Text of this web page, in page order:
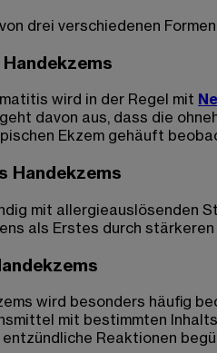
drei verschiedenen
wird in der Regel mit
davon aus, dass die
Ekzem gehäuft
Handekzems
mit allergieauslösenden
als Erstes durch
wird besonders häufig
mit bestimmten
Reaktionen